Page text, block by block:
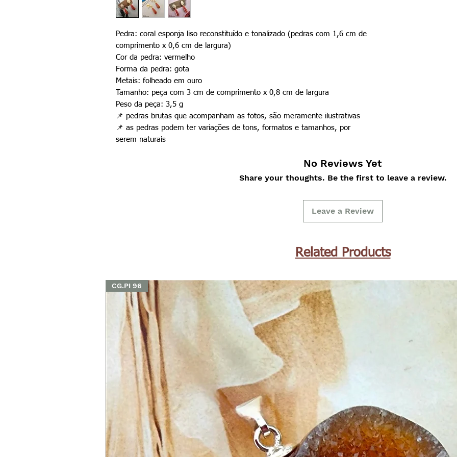
Pedra: coral esponja liso reconstituído e tonalizado (pedras com 1,6 cm de
comprimento x 0,6 cm de largura)
Cor da pedra: vermelho
Forma da pedra: gota
Metais: folheado em ouro
Tamanho: peça com 3 cm de comprimento x 0,8 cm de largura
Peso da peça: 3,5 g
📌 pedras brutas que acompanham as fotos, são meramente ilustrativas
📌 as pedras podem ter variações de tons, formatos e tamanhos, por
serem naturais
No Reviews Yet
Share your thoughts. Be the first to leave a review.
Leave a Review
Related Products
CG.PI 96